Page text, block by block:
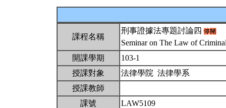
課程名稱
刑事證據法專題討論四
Seminar on The Law of
開課學期
103-1
授課對象
法律學院 法律學系
授課教師
課號
LAW5109